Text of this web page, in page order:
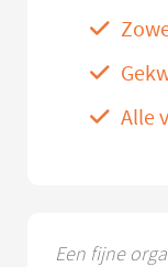
Alle
Een fijne